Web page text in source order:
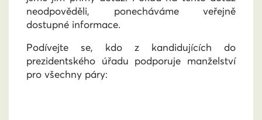
neodpověděli, ponecháváme veřejně
dostupné informace.
Podívejte se, kdo z kandidujících do
prezidentského úřadu podporuje manželství
pro všechny páry: